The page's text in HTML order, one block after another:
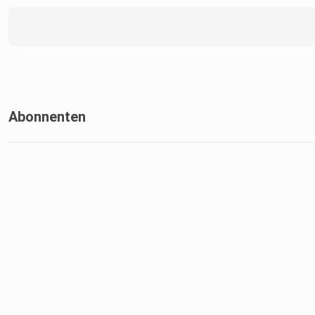
Abonnenten